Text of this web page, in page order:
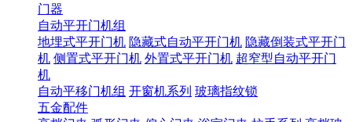
门器
自动平开门机组
地埋式平开门机 隐藏式自动平开门机 隐藏倒装式平开门
机 侧置式平开门机 外置式平开门机 超窄型自动平开门
机
自动平移门机组 开窗机系列 玻璃指纹锁
五金配件